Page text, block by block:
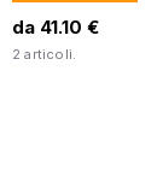
da 41.10 €
2 articoli.